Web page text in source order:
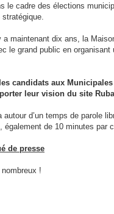
le cadre des élections
stratégique.
a maintenant dix ans, la
le grand public en
candidats aux
leur vision du site
autour d’un temps de parole
également de 10 minutes par
de presse
!